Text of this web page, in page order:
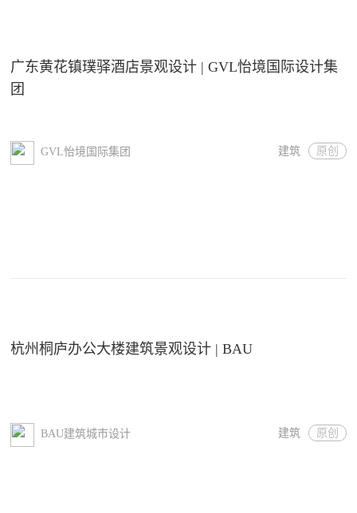
广东黄花镇璞驿酒店景观设计 | GVL怡境国际设计集
团
GVL怡境国际集团 建筑 原创
杭州桐庐办公大楼建筑景观设计 | BAU
BAU建筑城市设计 建筑 原创